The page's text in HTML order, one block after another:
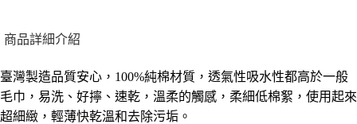
※ 請注意：結帳手續完成當下不需立刻繳費，但若您需要取消訂單，請聯絡
※ 交易是否成功請以「AFTEE先享後付 」之結帳頁面顯示為準，若有關於
是否繳費成功／繳費後需取消欲退款等相關疑問，請聯繫「AFTEE先享後付
客戶支援中心」 https://netprotections.freshdesk.com/support/home
每筆NT$60，滿NT$490(含以上)免運費
7-11離島取貨付款
商品詳細介紹
臺灣製造品質安心，100%純棉材質，透氣性吸水性都高於一般
毛巾，易洗、好擰、速乾，溫柔的觸感，柔細低棉絮，使用起來
超細緻，輕薄快乾溫和去除污垢。